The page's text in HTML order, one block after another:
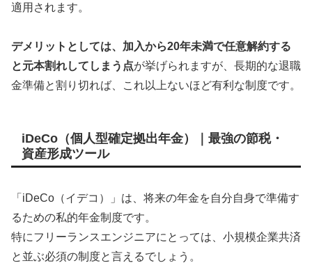
適用されます。
デメリットとしては、加入から20年未満で任意解約する
と元本割れしてしまう点が挙げられますが、長期的な退職
金準備と割り切れば、これ以上ないほど有利な制度です。
iDeCo（個人型確定拠出年金）｜最強の節税・
資産形成ツール
「iDeCo（イデコ）」は、将来の年金を自分自身で準備す
るための私的年金制度です。
特にフリーランスエンジニアにとっては、小規模企業共済
と並ぶ必須の制度と言えるでしょう。